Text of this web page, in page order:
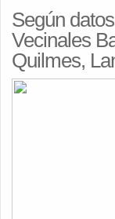
Según
Vecinales
Quilmes,